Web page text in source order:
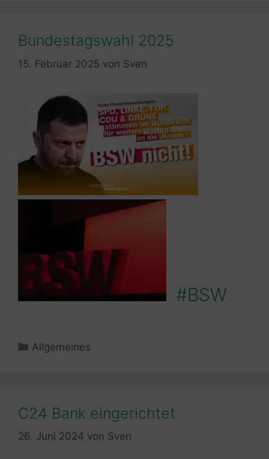
Bundestagswahl 2025
15. Februar 2025 von Sven
#BSW
Kategorien
Allgemeines
C24 Bank eingerichtet
26. Juni 2024 von Sven